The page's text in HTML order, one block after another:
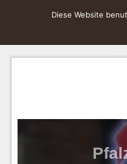
Diese Website